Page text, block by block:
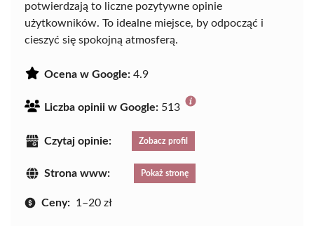
potwierdzają to liczne pozytywne opinie
użytkowników. To idealne miejsce, by odpocząć i
cieszyć się spokojną atmosferą.
Ocena w Google: 4.9
Liczba opinii w Google: 513
Czytaj opinie: Zobacz profil
Strona www: Pokaż stronę
Ceny: 1–20 zł